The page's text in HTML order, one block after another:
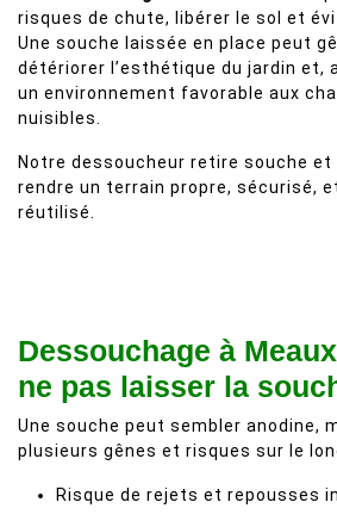
risques de chute, libérer le sol et
Une souche laissée en place peut
détériorer l’esthétique du jardin et,
un environnement favorable aux
nuisibles.
Notre dessoucheur retire souche et
rendre un terrain propre, sécurisé,
réutilisé.
Dessouchage à
ne pas laisser la
Une souche peut sembler anodine,
plusieurs gênes et risques sur le
Risque de rejets et repousses